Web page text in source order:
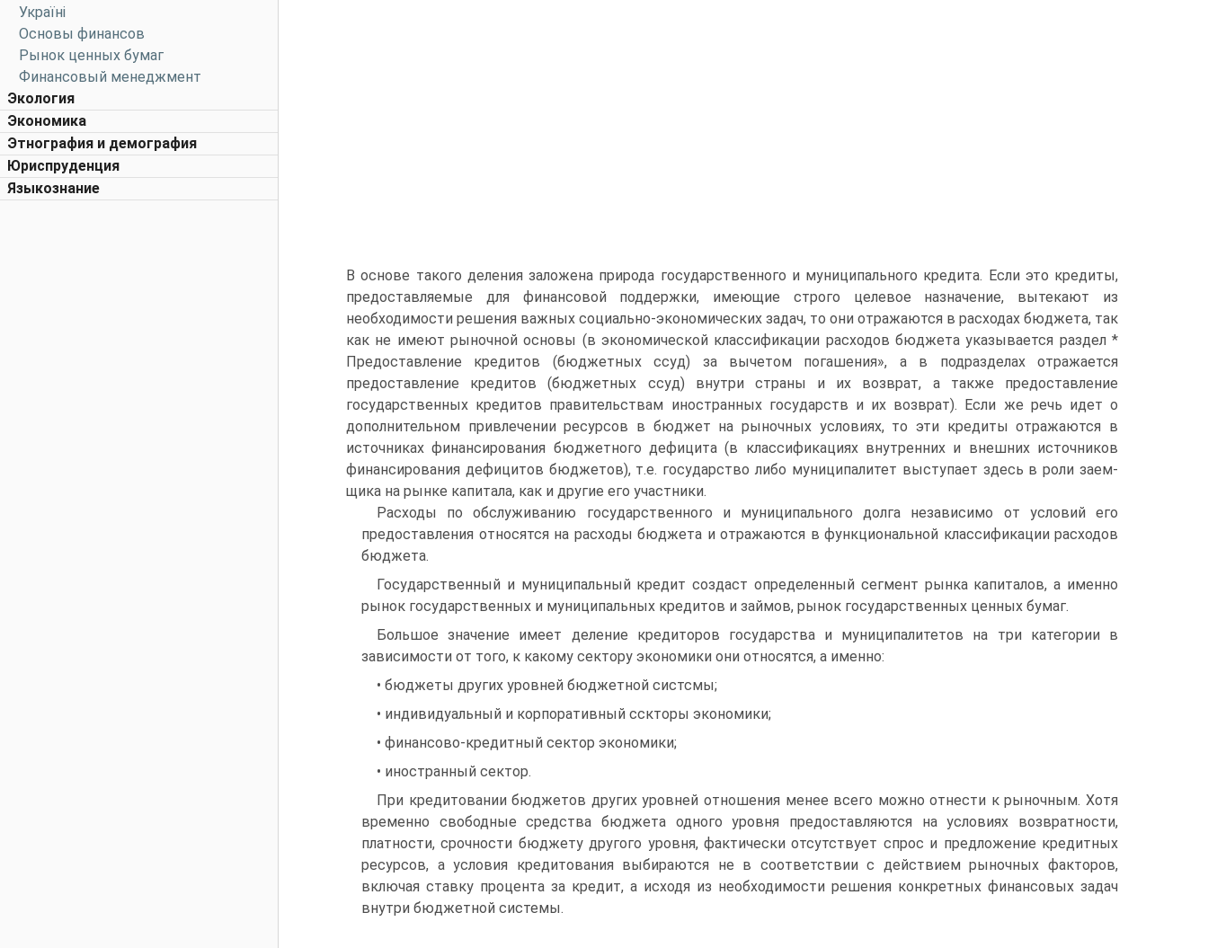
Україні
Основы финансов
Рынок ценных бумаг
Финансовый менеджмент
Экология
Экономика
Этнография и демография
Юриспруденция
Языкознание
В основе такого деления заложена природа государ­ственного и муниципального кредита. Если это кредиты,
предос­тавляемые для финансовой поддержки, имеющие строго целевое назначение, вытекают из
необходимости решения важных социаль­но-экономических задач, то они отражаются в расходах бюджета, так
как не имеют рыночной основы (в экономической классифика­ции расходов бюджета указывается раздел *
Предоставление креди­тов (бюджетных ссуд) за вычетом погашения», а в подразделах от­ражается
предоставление кредитов (бюджетных ссуд) внутри страны и их возврат, а также предоставление
государственных кредитов правительствам иностранных государств и их возврат). Если же речь идет о
дополнительном привлечении ресурсов в бюджет на рыночных условиях, то эти кредиты отражаются в
источниках фи­нансирования бюджетного дефицита (в классификациях внутрен­них и внешних источников
финансирования дефицитов бюджетов), т.е. государство либо муниципалитет выступает здесь в роли заем­
щика на рынке капитала, как и другие его участники.
Расходы по обслуживанию государственного и муниципального долга независимо от условий его
предоставления относятся на рас­ходы бюджета и отражаются в функциональной классификации расходов
бюджета.
Государственный и муниципальный кредит создаст определен­ный сегмент рынка капиталов, а именно
рынок государственных и муниципальных кредитов и займов, рынок государственных ценных бумаг.
Большое значение имеет деление кредиторов государства и му­ниципалитетов на три категории в
зависимости от того, к какому сектору экономики они относятся, а именно:
• бюджеты других уровней бюджетной систсмы;
• индивидуальный и корпоративный сскторы экономики;
• финансово-кредитный сектор экономики;
• иностранный сектор.
При кредитовании бюджетов других уровней отношения менее всего можно отнести к рыночным. Хотя
временно свободные сред­ства бюджета одного уровня предоставляются на условиях возврат­ности,
платности, срочности бюджету другого уровня, фактически отсутствует спрос и предложение кредитных
ресурсов, а условия кредитования выбираются не в соответствии с действием рыночных факторов,
включая ставку процента за кредит, а исходя из необхо­димости решения конкретных финансовых задач
внутри бюджетной системы.